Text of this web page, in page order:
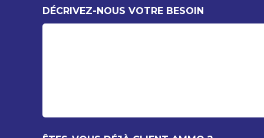
DÉCRIVEZ-NOUS VOTRE BESOIN